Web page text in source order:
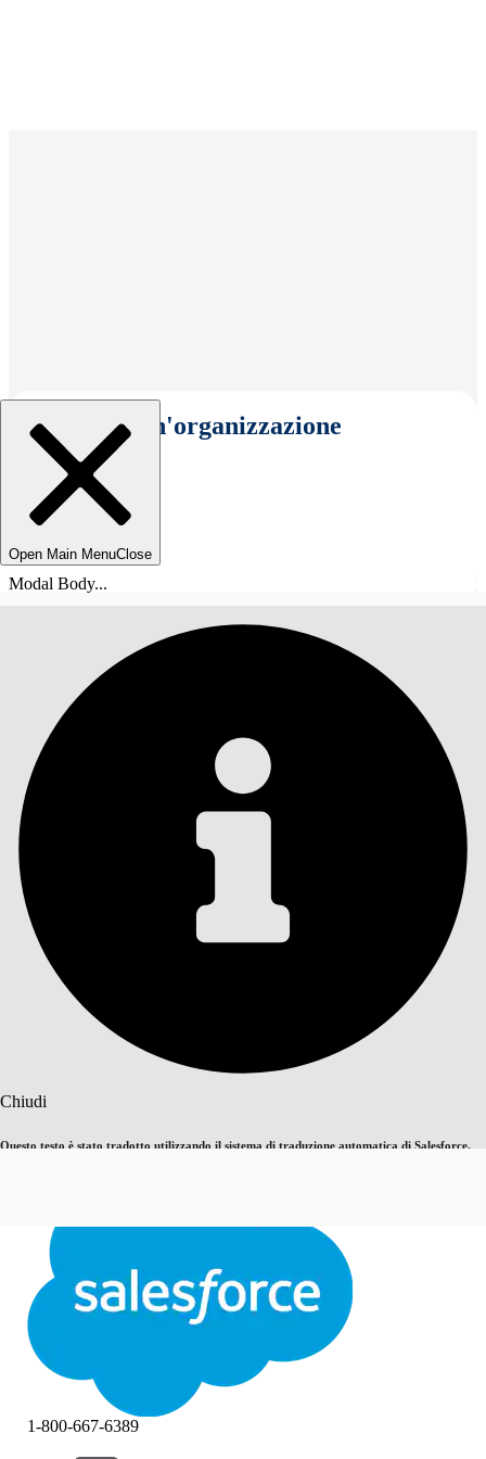
Seleziona un'organizzazione
Open Main MenuClose
Modal Body...
Chiudi
Questo testo è stato tradotto utilizzando il sistema di traduzione automatica di Salesforce.
Chiudi Chiudi
SOMMARIO
1-800-667-6389